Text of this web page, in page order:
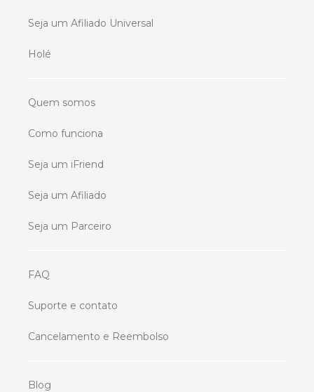
Seja um Afiliado Universal
Holé
Quem somos
Como funciona
Seja um iFriend
Seja um Afiliado
Seja um Parceiro
FAQ
Suporte e contato
Cancelamento e Reembolso
Blog